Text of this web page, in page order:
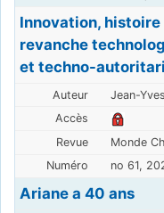
Innovation,
revanche
et techno-
Jean-
Monde
no 61,
Ariane a 40 ans